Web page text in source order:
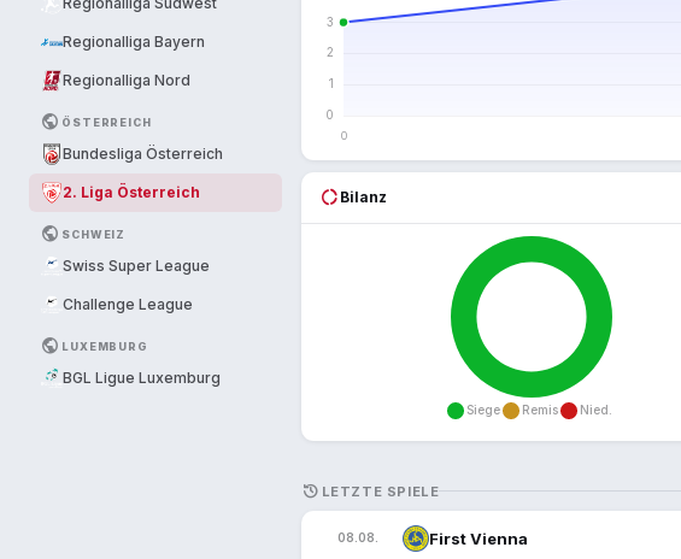
Regionalliga Bayern
Regionalliga Nord
PUBLIC ÖSTERREICH
Bundesliga Österreich
2. Liga Österreich
PUBLIC SCHWEIZ
Swiss Super League
Challenge League
PUBLIC LUXEMBURG
BGL Ligue Luxemburg
donut_large Bilanz
HISTORY LETZTE SPIELE
08.08. First Vienna